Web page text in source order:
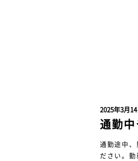
2025年3月
通勤
通勤途中
ださい。